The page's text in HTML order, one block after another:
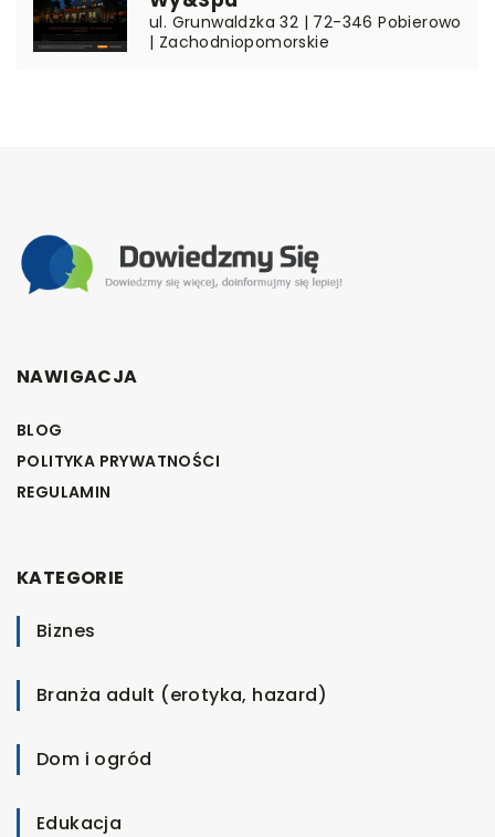
ul. Grunwaldzka 32 | 72-346 Pobierowo
| Zachodniopomorskie
NAWIGACJA
BLOG
POLITYKA PRYWATNOŚCI
REGULAMIN
KATEGORIE
Biznes
Branża adult (erotyka, hazard)
Dom i ogród
Edukacja